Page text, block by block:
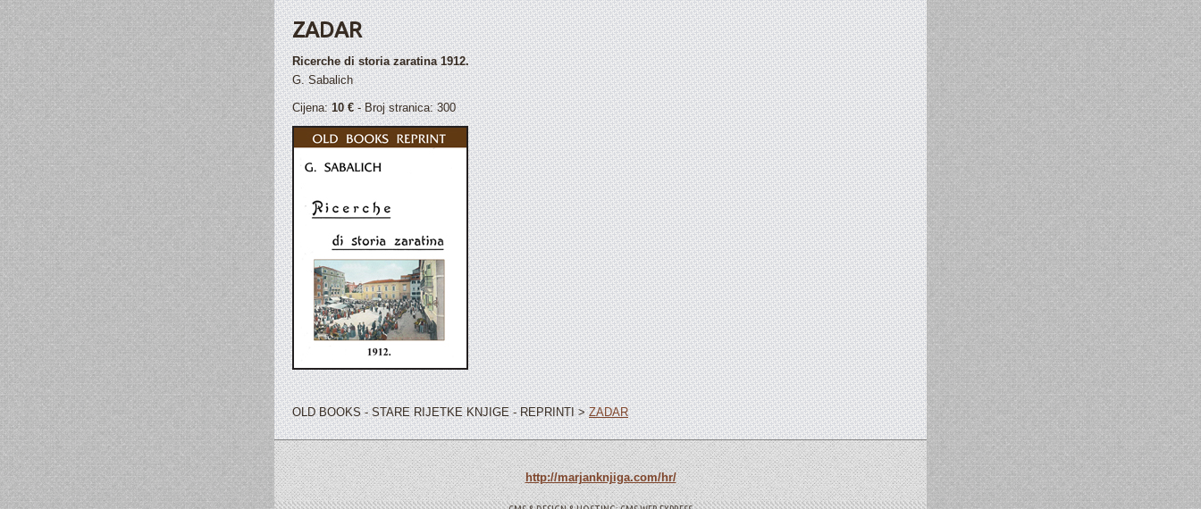
ZADAR
Ricerche di storia zaratina 1912.
G. Sabalich
Cijena:10 €- Broj stranica: 300
OLD BOOKS - STARE RIJETKE KNJIGE - REPRINTI >ZADAR
http://marjanknjiga.com/hr/